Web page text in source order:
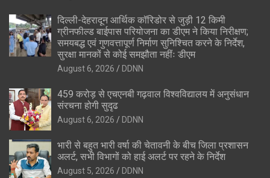
दिल्ली-देहरादून आर्थिक कॉरिडोर से जुड़ी 12 किमी
ग्रीनफील्ड बाईपास परियोजना का डीएम ने किया निरीक्षण;
समयबद्ध एवं गुणवत्तापूर्ण निर्माण सुनिश्चित करने के निर्देश,
सुरक्षा मानकों से कोई समझौता नहींः डीएम
August 6, 2026 DDNN
459 करोड़ से एचएनबी गढ़वाल विश्वविद्यालय में अनुसंधान
संरचना होगी सुदृढ
August 6, 2026 DDNN
भारी से बहुत भारी वर्षा की चेतावनी के बीच जिला प्रशासन
अलर्ट, सभी विभागों को हाई अलर्ट पर रहने के निर्देश
August 5, 2026 DDNN